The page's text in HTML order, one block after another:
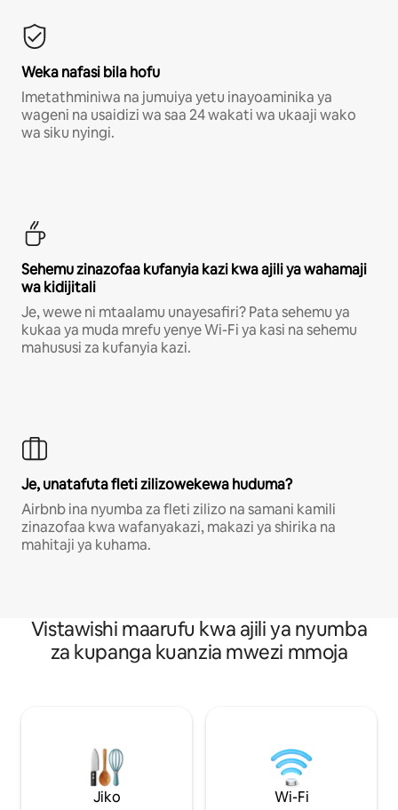
Weka nafasi bila hofu
Imetathminiwa na jumuiya yetu inayoaminika ya
wageni na usaidizi wa saa 24 wakati wa ukaaji wako
wa siku nyingi.
Sehemu zinazofaa kufanyia kazi kwa ajili ya wahamaji
wa kidijitali
Je, wewe ni mtaalamu unayesafiri? Pata sehemu ya
kukaa ya muda mrefu yenye Wi-Fi ya kasi na sehemu
mahususi za kufanyia kazi.
Je, unatafuta fleti zilizowekewa huduma?
Airbnb ina nyumba za fleti zilizo na samani kamili
zinazofaa kwa wafanyakazi, makazi ya shirika na
mahitaji ya kuhama.
Vistawishi maarufu kwa ajili ya nyumba
za kupanga kuanzia mwezi mmoja
Jiko Wi-Fi